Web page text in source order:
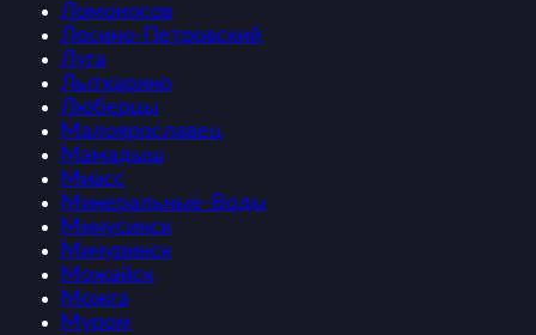
Ломоносов
Лосино-Петровский
Луга
Лыткарино
Люберцы
Малоярославец
Мамадыш
Миасс
Минеральные-Воды
Минусинск
Мичуринск
Можайск
Можга
Муром